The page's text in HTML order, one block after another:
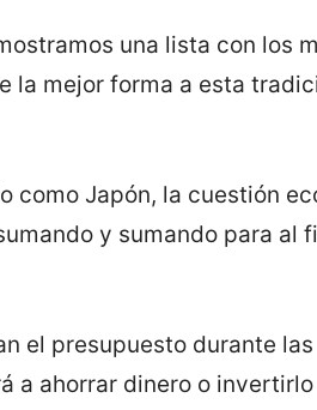
una lista con los
la mejor forma a esta
como Japón, la cuestión
y sumando para al
el presupuesto durante las
a ahorrar dinero o